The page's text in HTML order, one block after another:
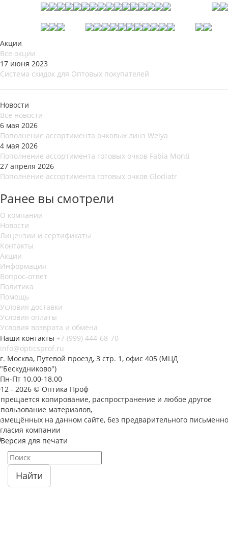
Акции
Все акции
17 июня 2023
Система скидок для Оптовых покупателей
Новости
Все новости
6 мая 2026
Пополнение ассортимента очковых линз Weiya
4 мая 2026
Пополнение ассортимента готовых очков Fabia Monti
27 апреля 2026
Пополнение ассортимента готовых очков Glodiatr
Ранее вы смотрели
О компании
Новости
Лицензии и сертификаты
Контакты
Акции
Информация
Вопрос-ответ
Политика
Помощь
Условия доставки
Условия оплаты
Условия возврата и обмена
Наши контакты +7 (999) 444-68-70
info@opticsprof.ru
г. Москва, Путевой проезд, 3 стр. 1, офис 405 (МЦД
"Бескудниково")
Пн-Пт 10.00-18.00
- 2026 © Оптика Проф
копирование, распространение и любое другое
материалов,
на данном сайте, без предварительного
компании
Версия для печати
Найти